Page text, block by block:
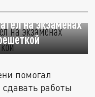
на экзаменах
помогал
работы